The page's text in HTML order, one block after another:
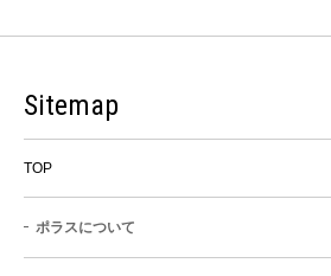
Sitemap
TOP
ポラスについて